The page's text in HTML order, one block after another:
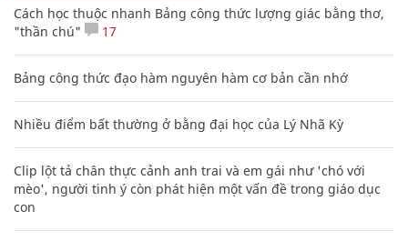
Cách học thuộc nhanh Bảng công thức lượng giác bằng thơ,
"thần chú"
17
Bảng công thức đạo hàm nguyên hàm cơ bản cần nhớ
Nhiều điểm bất thường ở bằng đại học của Lý Nhã Kỳ
Clip lột tả chân thực cảnh anh trai và em gái như 'chó với
mèo', người tinh ý còn phát hiện một vấn đề trong giáo dục
con